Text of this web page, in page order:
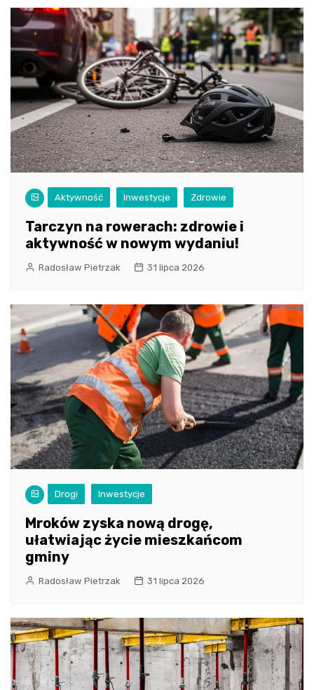
Aktywność Inwestycje Zdrowie
Tarczyn na rowerach: zdrowie i
aktywność w nowym wydaniu!
Radosław Pietrzak 31 lipca 2026
Drogi Inwestycje
Mroków zyska nową drogę,
ułatwiając życie mieszkańcom
gminy
Radosław Pietrzak 31 lipca 2026